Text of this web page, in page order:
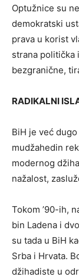
Optužnice su
demokratski
prava u korist
strana politička
bezgranične,
RADIKALNI
BiH je već
mudžahedin
modernog
nažalost,
Tokom ’90-ih,
bin Ladena i
su tada u BiH
Srba i Hrvata.
džihadiste u